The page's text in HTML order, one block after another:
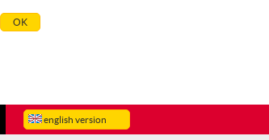
english version